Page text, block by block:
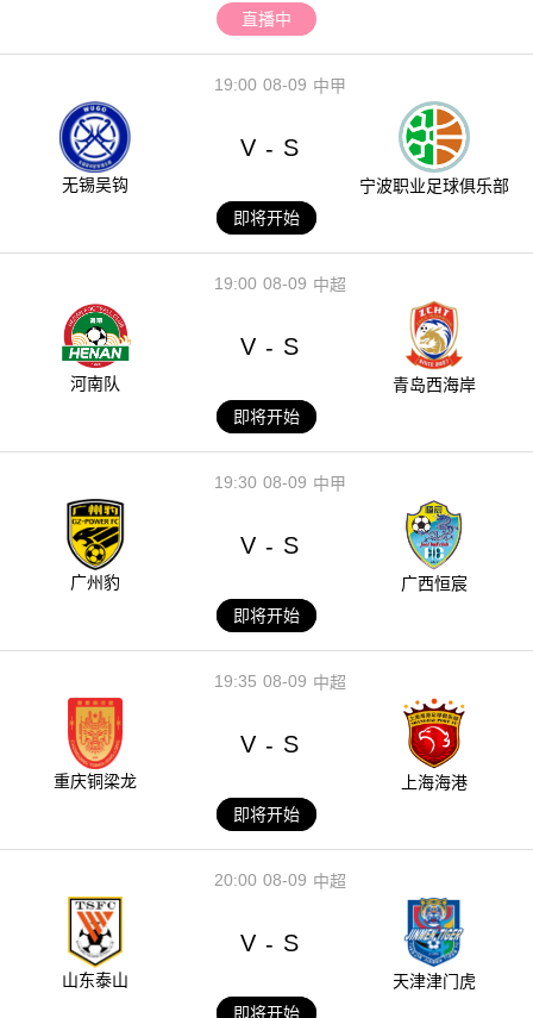
直播中
08-09
19:00 中甲
无锡吴钩
V - S
宁波职业足球俱乐部
即将开始
08-09
19:00 中超
河南队
V - S
青岛西海岸
即将开始
08-09
19:30 中甲
广州豹
V - S
广西恒宸
即将开始
08-09
19:35 中超
重庆铜梁龙
V - S
上海海港
即将开始
08-09
20:00 中超
山东泰山
V - S
天津津门虎
即将开始